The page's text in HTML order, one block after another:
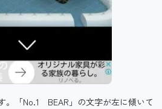
。「No.1 BEAR」の文字が左に傾いて